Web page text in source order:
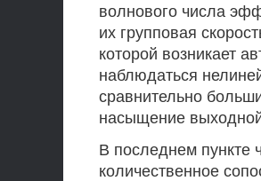
волнового числа
их групповая
которой возникает
наблюдаться
сравнительно
насыщение
В последнем пункте
количественное